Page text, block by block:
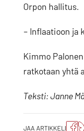
Orpon hallitus.
– Inflaatioon ja
Kimmo
ratkotaan yhtä
Teksti: Janne
JAA ARTIKKELI